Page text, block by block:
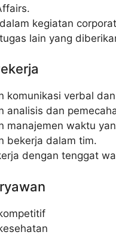
kegiatan
lain yang
komunikasi verbal
analisis dan
manajemen waktu
bekerja dalam tim.
dengan tenggat